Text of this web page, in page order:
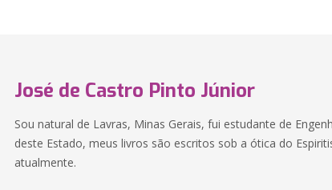
José de Castro Pinto Júnior
Sou natural de Lavras, Minas Gerais, fui estudante de
deste Estado, meus livros são escritos sob a ótica do
atualmente.